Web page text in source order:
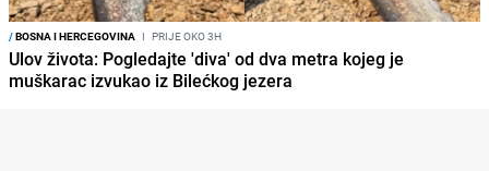
/BOSNA I HERCEGOVINA I PRIJE OKO 3H
Ulov života: Pogledajte 'diva' od dva metra kojeg je
muškarac izvukao iz Bilećkog jezera